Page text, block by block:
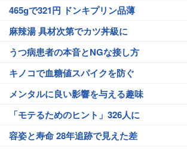
465gで321円 ドンキプリン品薄
麻辣湯 具材次第でカツ丼級に
うつ病患者の本音とNGな接し方
キノコで血糖値スパイクを防ぐ
メンタルに良い影響を与える趣味
「モテるためのヒント」326人に
容姿と寿命 28年追跡で見えた差